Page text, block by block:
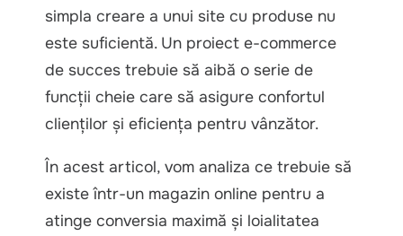
simpla creare a unui site cu produse nu
este suficientă. Un proiect e-commerce
de succes trebuie să aibă o serie de
funcții cheie care să asigure confortul
clienților și eficiența pentru vânzător.
În acest articol, vom analiza ce trebuie să
existe într-un magazin online pentru a
atinge conversia maximă și loialitatea